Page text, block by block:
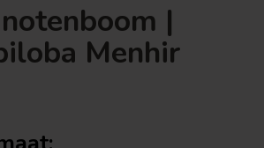
|
Menhir